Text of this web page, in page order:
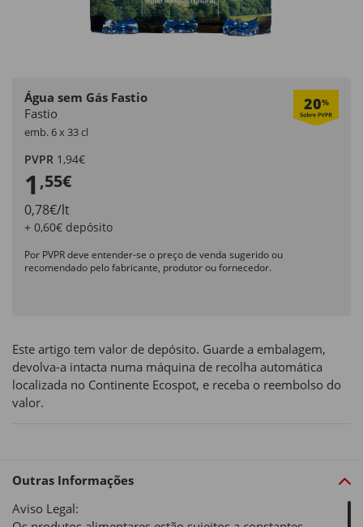
Água sem Gás Fastio 20%
Fastio
emb. 6 x 33 cl
PVPR 1,94€
1 ,55€
0,78€/lt
+ 0,60€ depósito
Por PVPR deve entender-se o preço de venda sugerido ou
recomendado pelo fabricante, produtor ou fornecedor.
Este artigo tem valor de depósito. Guarde a embalagem,
devolva‑a intacta numa máquina de recolha automática
localizada no Continente Ecospot, e receba o reembolso do
valor.
Outras Informações
Aviso Legal: